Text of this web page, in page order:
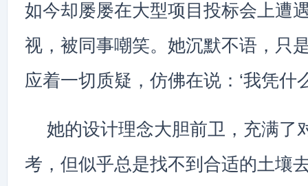
如今却屡屡在大型项目投标会上遭
视，被同事嘲笑。她沉默不语，只
应着一切质疑，仿佛在说：‘我凭什
她的设计理念大胆前卫，充满了
考，但似乎总是找不到合适的土壤